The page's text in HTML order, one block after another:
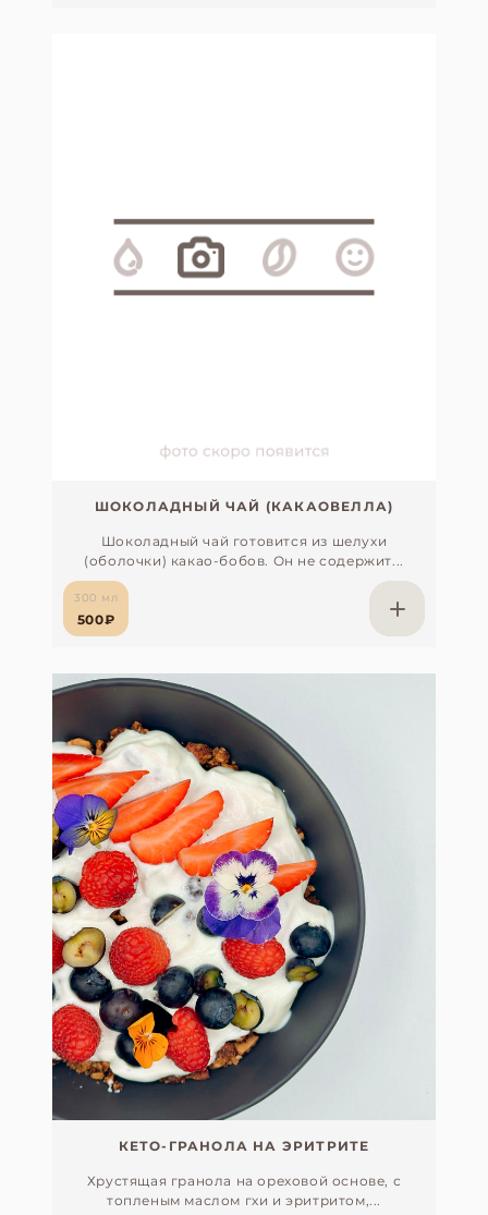
ШОКОЛАДНЫЙ ЧАЙ (КАКАОВЕЛЛА)
Шоколадный чай готовится из шелухи
(оболочки) какао-бобов. Он не содержит...
300 мл
500₽
КЕТО-ГРАНОЛА НА ЭРИТРИТЕ
Хрустящая гранола на ореховой основе, с
топленым маслом гхи и эритритом,...